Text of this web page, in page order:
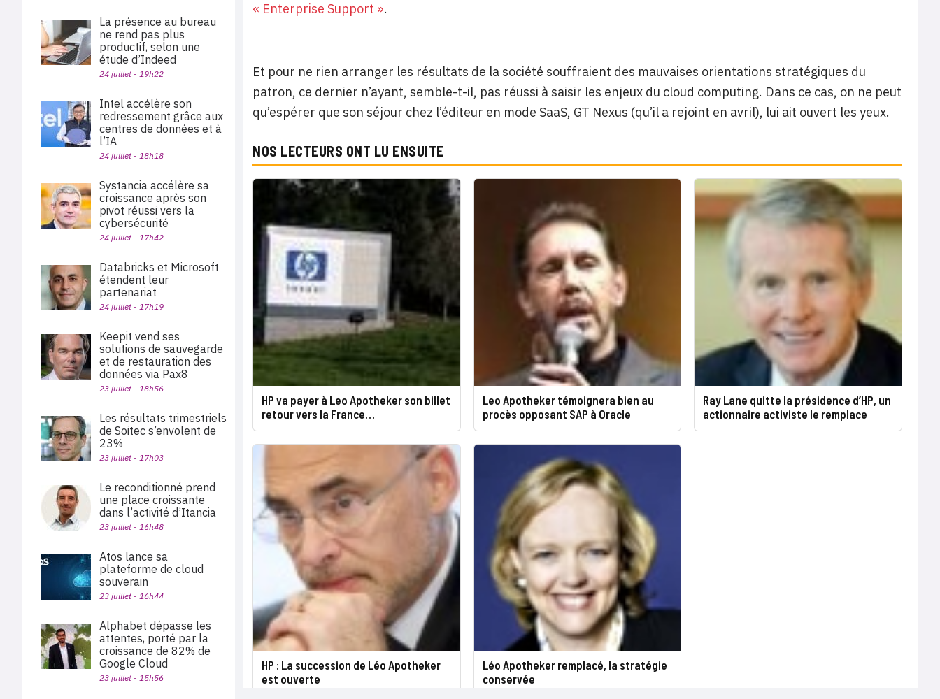
« Enterprise Support ».
Et pour ne rien arranger les résultats de la société souffraient des mauvaises orientations stratégiques du
patron, ce dernier n’ayant, semble-t-il, pas réussi à saisir les enjeux du cloud computing. Dans ce cas, on ne peut
qu’espérer que son séjour chez l’éditeur en mode SaaS, GT Nexus (qu’il a rejoint en avril), lui ait ouvert les yeux.
NOS LECTEURS ONT LU ENSUITE
HP va payer à Leo Apotheker son billet
retour vers la France…
Leo Apotheker témoignera bien au
procès opposant SAP à Oracle
Ray Lane quitte la présidence d’HP, un
actionnaire activiste le remplace
HP : La succession de Léo Apotheker
est ouverte
Léo Apotheker remplacé, la stratégie
conservée
La présence au bureau
ne rend pas plus
productif, selon une
étude d’Indeed
24 juillet - 19h22
Intel accélère son
redressement grâce aux
centres de données et à
l’IA
24 juillet - 18h18
Systancia accélère sa
croissance après son
pivot réussi vers la
cybersécurité
24 juillet - 17h42
Databricks et Microsoft
étendent leur
partenariat
24 juillet - 17h19
Keepit vend ses
solutions de sauvegarde
et de restauration des
données via Pax8
23 juillet - 18h56
Les résultats trimestriels
de Soitec s’envolent de
23%
23 juillet - 17h03
Le reconditionné prend
une place croissante
dans l’activité d’Itancia
23 juillet - 16h48
Atos lance sa
plateforme de cloud
souverain
23 juillet - 16h44
Alphabet dépasse les
attentes, porté par la
croissance de 82% de
Google Cloud
23 juillet - 15h56